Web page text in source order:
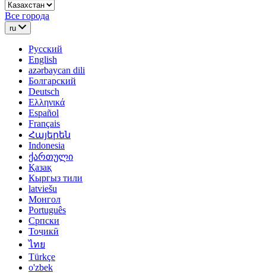
Все города
ru
Русский
English
azərbaycan dili
Болгарский
Deutsch
Ελληνικά
Español
Français
Հայերեն
Indonesia
ქართული
Қазақ
Кыргыз тили
latviešu
Монгол
Português
Српски
Тоҷикӣ
ไทย
Türkçe
o'zbek